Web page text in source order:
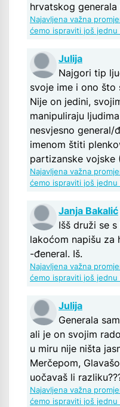
hrvatskog
Najavljena važna
ćemo ispraviti još jednu
Julija
Najgori tip
svoje ime i ono što
Nije on jedini,
manipuliraju
nesvjesno general/
imenom štiti
partizanske vojske
Najavljena važna
ćemo ispraviti još jednu
Janja Bakalić
Išš druži se
lakoćom napišu za
-đeneral. Iš.
Najavljena važna
ćemo ispraviti još jednu
Julija
Generala
ali je on svojim
u miru nije ništa
Merčepom,
uočavaš li
Najavljena važna
ćemo ispraviti još jednu